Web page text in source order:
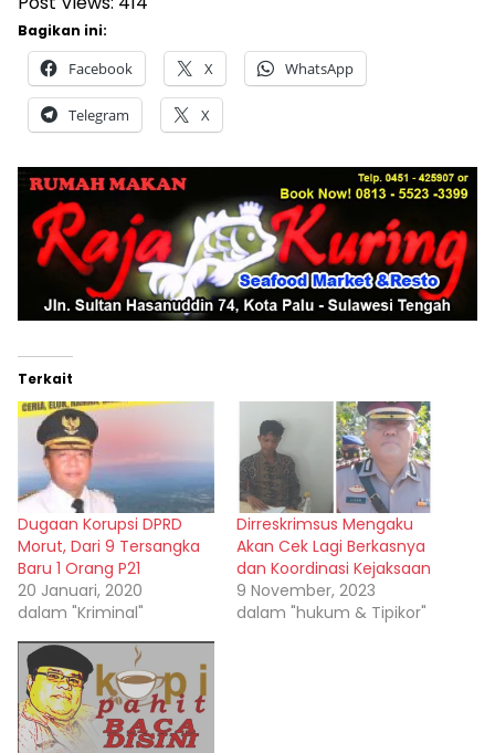
Bagikan ini:
Facebook X WhatsApp
Telegram X
Terkait
Dugaan Korupsi DPRD
Morut, Dari 9 Tersangka
Baru 1 Orang P21
20 Januari, 2020
dalam "Kriminal"
Dirreskrimsus Mengaku
Akan Cek Lagi Berkasnya
dan Koordinasi Kejaksaan
9 November, 2023
dalam "hukum & Tipikor"